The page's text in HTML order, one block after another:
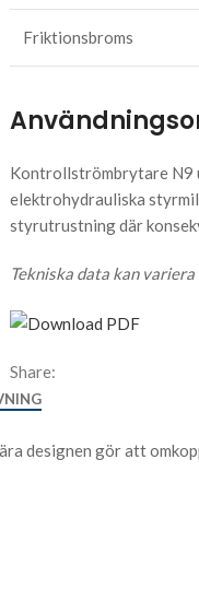
Friktionsbroms
Kontrollströmbrytare N9
elektrohydrauliska
styrutrustning där
Tekniska data kan
Share:
designen gör att